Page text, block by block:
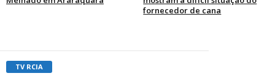
fornecedor de cana
TV RCIA